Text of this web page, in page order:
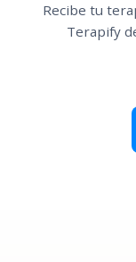
Recibe tu
Terapify